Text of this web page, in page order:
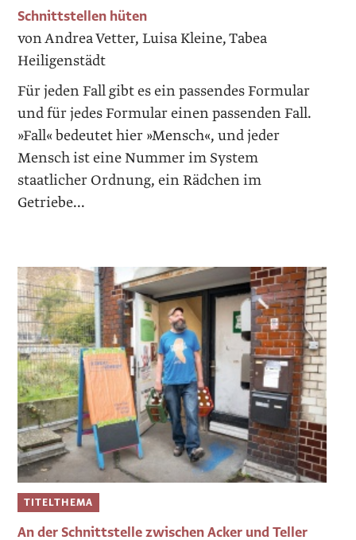
Schnittstellen hüten
von Andrea Vetter, Luisa Kleine, Tabea
Heiligenstädt
Für jeden Fall gibt es ein passendes Formular
und für jedes Formular einen passenden Fall.
»Fall« bedeutet hier »Mensch«, und jeder
Mensch ist eine Nummer im System
staatlicher Ordnung, ein Rädchen im
Getriebe...
TITELTHEMA
An der Schnittstelle zwischen Acker und Teller